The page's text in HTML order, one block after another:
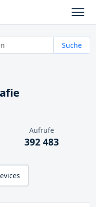
Suche
Aufrufe
392 483